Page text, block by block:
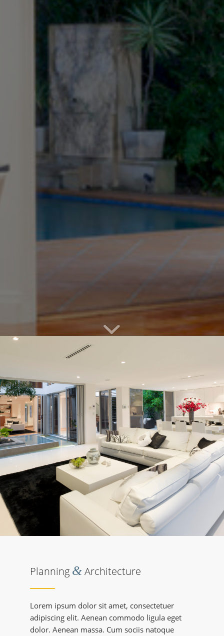
Planning &Architecture
Lorem ipsum dolor sit amet, consectetuer
adipiscing elit. Aenean commodo ligula eget
dolor. Aenean massa. Cum sociis natoque